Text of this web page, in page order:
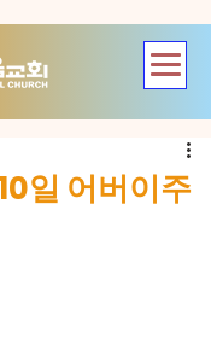
일 어버이주